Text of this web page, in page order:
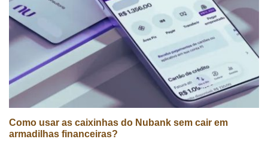
Como usar as caixinhas do Nubank sem cair em
armadilhas financeiras?